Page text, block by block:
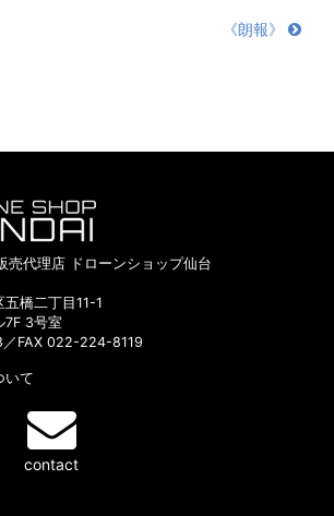
《朗報》
売代理店 ドローンショップ仙台
橋二丁目11-1
7F 3号室
FAX 022-224-8119
いて
contact